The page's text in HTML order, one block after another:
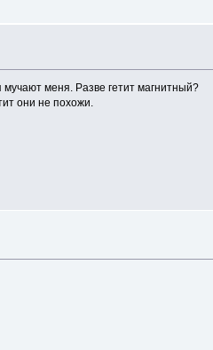
меня. Разве гетит магнитный?
они не похожи.